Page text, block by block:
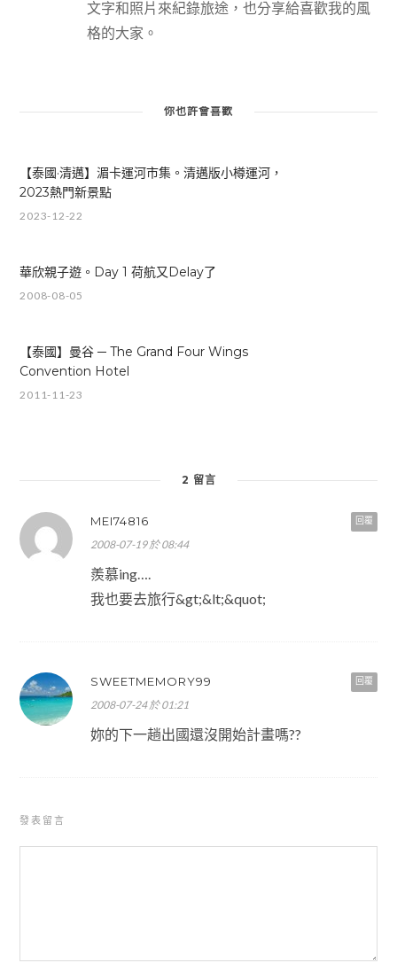
文字和照片來紀錄旅途，也分享給喜歡我的風
格的大家。
你也許會喜歡
【泰國·清邁】湄卡運河市集。清邁版小樽運河，
2023熱門新景點
2023-12-22
華欣親子遊。Day 1 荷航又Delay了
2008-08-05
【泰國】曼谷 ─ The Grand Four Wings
Convention Hotel
2011-11-23
2 留言
回覆
MEI74816
2008-07-19 於 08:44
羨慕ing….
我也要去旅行&gt;&lt;&quot;
回覆
SWEETMEMORY99
2008-07-24 於 01:21
妳的下一趟出國還沒開始計畫嗎??
發表留言